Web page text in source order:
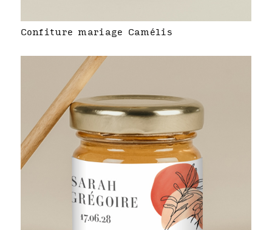
Confiture mariage Camélis